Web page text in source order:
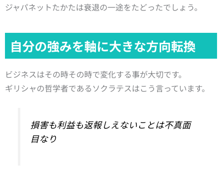
ジャパネットたかたは衰退の一途をたどったでしょう。
自分の強みを軸に大きな方向転換
ビジネスはその時その時で変化する事が大切です。
ギリシャの哲学者であるソクラテスはこう言っています。
損害も利益も返報しえないことは不真面
目なり